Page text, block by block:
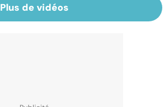
Plus de vidéos